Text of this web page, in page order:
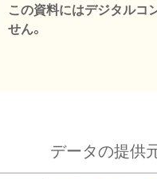
この資料にはデジタルコ
せん。
データの提供